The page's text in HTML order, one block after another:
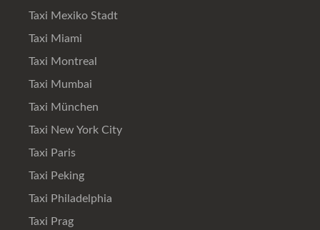
Taxi Mexiko Stadt
Taxi Miami
Taxi Montreal
Taxi Mumbai
Taxi München
Taxi New York City
Taxi Paris
Taxi Peking
Taxi Philadelphia
Taxi Prag